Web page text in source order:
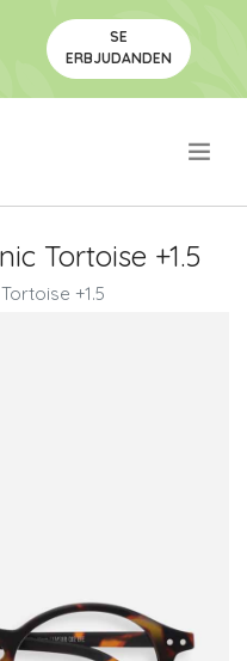
SE
ERBJUDANDEN
Tortoise +1.5
+1.5